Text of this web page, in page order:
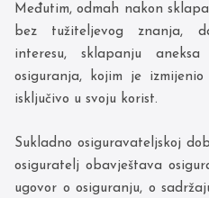
Međutim, odmah nakon
bez tužiteljevog znanja,
interesu, sklapanju
osiguranja, kojim je
isključivo u svoju korist.
Sukladno osiguravateljskoj
osiguratelj obavještava
ugovor o osiguranju, o